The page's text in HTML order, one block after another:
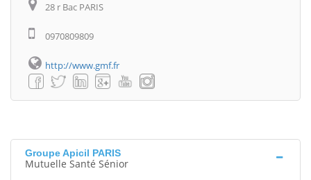
28 r Bac PARIS
0970809809
http://www.gmf.fr
Groupe Apicil PARIS
Mutuelle Santé Sénior